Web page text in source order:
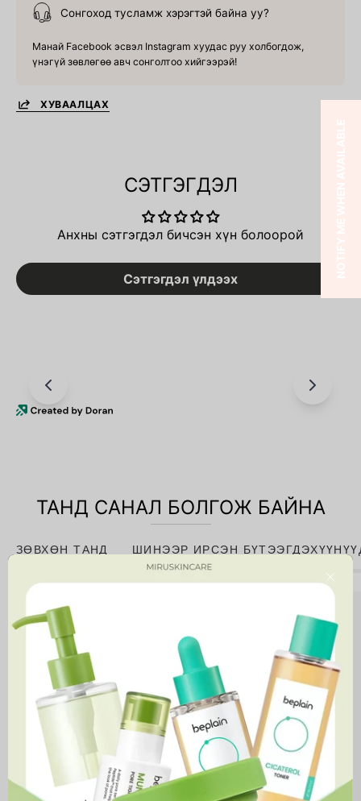
Close
Сонгоход тусламж хэрэгтэй байна уу?
Манай Facebook эсвэл Instagram хуудас руу холбогдож,
үнэгүй зөвлөгөө авч сонголтоо хийгээрэй!
ХУВААЛЦАХ
СЭТГЭГДЭЛ
Анхны сэтгэгдэл бичсэн хүн болоорой
Сэтгэгдэл үлдээх
ТАНД САНАЛ БОЛГОЖ БАЙНА
ЗӨВХӨН ТАНД ШИНЭЭР ИРСЭН
+
Zinc
1%